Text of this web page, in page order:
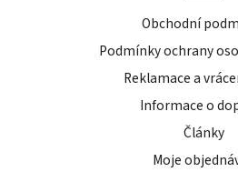
Obchodní
Podmínky ochrany
Reklamace a
Informace o
Články
Moje